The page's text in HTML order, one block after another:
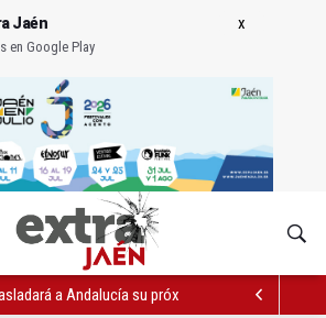
Jaén
en Google Play
a Andalucía su próximo comité de crisis